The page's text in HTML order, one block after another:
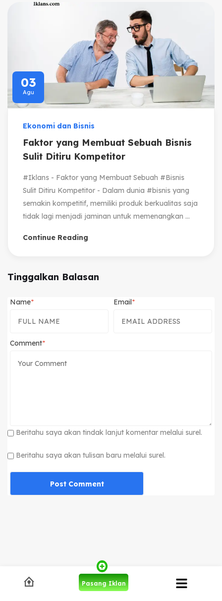
03
Agu
Ekonomi dan Bisnis
Faktor yang Membuat Sebuah Bisnis
Sulit Ditiru Kompetitor
#Iklans - Faktor yang Membuat Sebuah #Bisnis
Sulit Ditiru Kompetitor - Dalam dunia #bisnis yang
semakin kompetitif, memiliki produk berkualitas saja
tidak lagi menjadi jaminan untuk memenangkan ...
Continue Reading
Tinggalkan Balasan
Name Email
Comment
Beritahu saya akan tindak lanjut komentar melalui surel.
Beritahu saya akan tulisan baru melalui surel.
Pasang Iklan